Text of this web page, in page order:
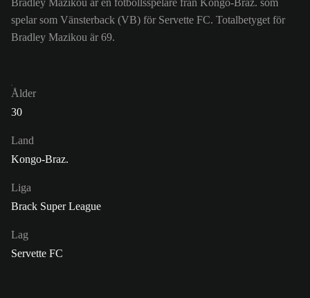
Bradley Mazikou är en fotbollsspelare från Kongo-Braz. som
spelar som Vänsterback (VB) för Servette FC. Totalbetyget för
Bradley Mazikou är 69.
Ålder
30
Land
Kongo-Braz.
Liga
Brack Super League
Lag
Servette FC